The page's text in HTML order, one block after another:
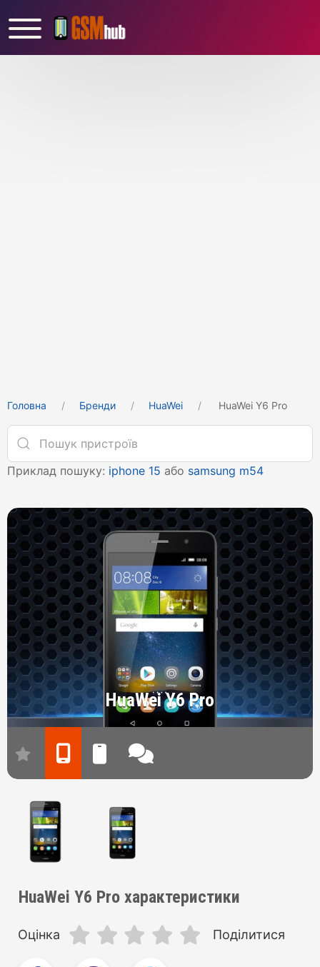
Головна Бренди HuaWei HuaWei Y6 Pro
Приклад пошуку: iphone 15 або samsung m54
HuaWei Y6 Pro
HuaWei Y6 Pro характеристики
Оцінка Поділитися